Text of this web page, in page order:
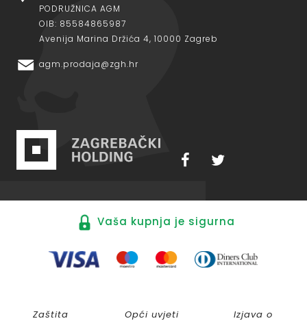
PODRUŽNICA AGM
OIB: 85584865987
Avenija Marina Držića 4, 10000 Zagreb
agm.prodaja@zgh.hr
Vaša kupnja je sigurna
Zaštita
Opći uvjeti
Izjava o